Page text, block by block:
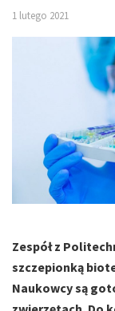
1 lutego 2021
Zespół z
szczepionką
Naukowcy są